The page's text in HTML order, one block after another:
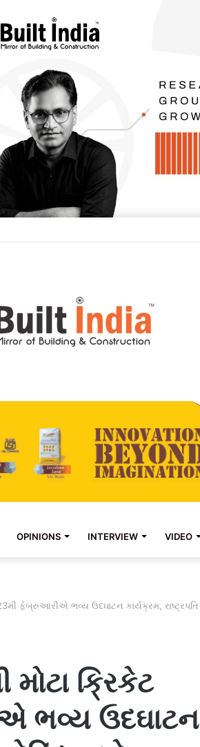
OPINIONS INTERVIEW VIDEO
ફેબ્રુઆરીએ ભવ્ય ઉદઘાટન કાર્યક્રમ, રાષ્ટ્રપતિ
ક્રિકેટ
ભવ્ય ઉદઘાટન